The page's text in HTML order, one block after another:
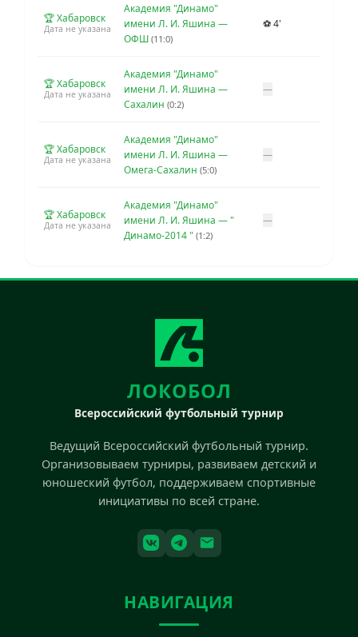
🏆 Хабаровск
Дата не указана
Академия "Динамо"
имени Л. И. Яшина —
ОФШ (11:0)
⚽ 4'
🏆 Хабаровск
Дата не указана
Академия "Динамо"
имени Л. И. Яшина —
Сахалин (0:2)
—
🏆 Хабаровск
Дата не указана
Академия "Динамо"
имени Л. И. Яшина —
Омега-Сахалин (5:0)
—
🏆 Хабаровск
Дата не указана
Академия "Динамо"
имени Л. И. Яшина — "
Динамо-2014 " (1:2)
—
ЛОКОБОЛ
Всероссийский футбольный турнир
Ведущий Всероссийский футбольный турнир.
Организовываем турниры, развиваем детский и
юношеский футбол, поддерживаем спортивные
инициативы по всей стране.
НАВИГАЦИЯ